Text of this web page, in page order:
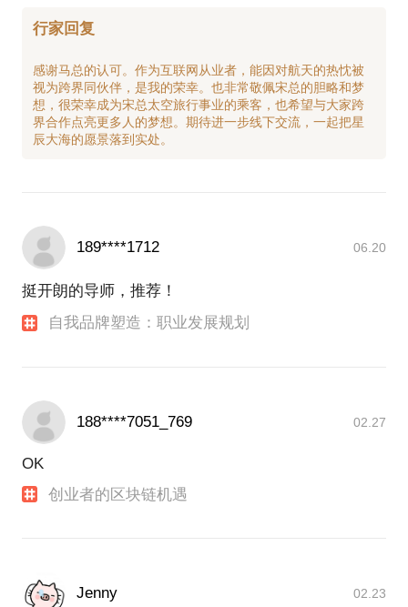
行家回复
感谢马总的认可。作为互联网从业者，能因对航天的热忱被
视为跨界同伙伴，是我的荣幸。也非常敬佩宋总的胆略和梦
想，很荣幸成为宋总太空旅行事业的乘客，也希望与大家跨
界合作点亮更多人的梦想。期待进一步线下交流，一起把星
189****1712 06.20
挺开朗的导师，推荐！
自我品牌塑造：职业发展规划
188****7051_769 02.27
OK
创业者的区块链机遇
Jenny 02.23